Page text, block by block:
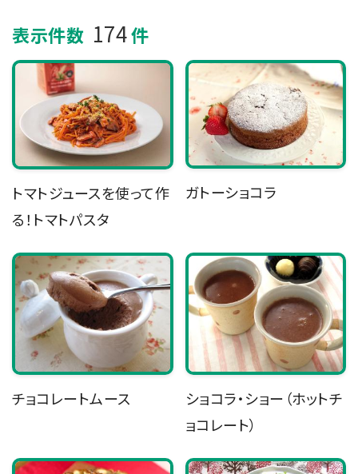
表示件数 174件
トマトジュースを使って作
る！トマトパスタ
ガトーショコラ
チョコレートムース
ショコラ・ショー（ホットチ
ョコレート）